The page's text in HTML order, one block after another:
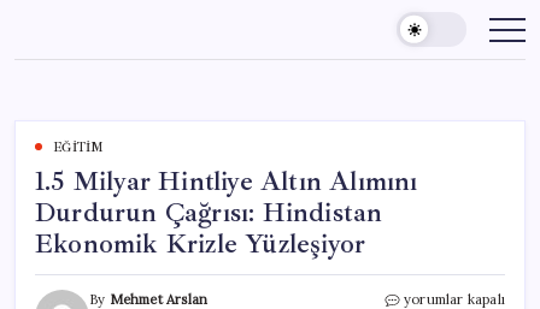
content
EĞITIM
1.5 Milyar Hintliye Altın Alımını
Durdurun Çağrısı: Hindistan
Ekonomik Krizle Yüzleşiyor
By Mehmet Arslan
1.5
yorumlar kapalı